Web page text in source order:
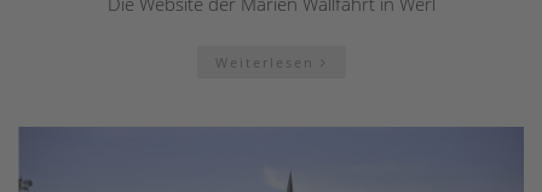
Weiterlesen